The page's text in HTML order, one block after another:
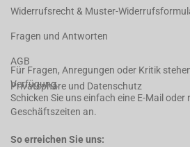
Widerrufsrecht & Muster-
Fragen und Antworten
AGB
Privatsphäre und Datenschutz
Für Fragen, Anregungen oder Kritik
Verfügung.
Schicken Sie uns einfach eine E-Mail oder
Geschäftszeiten an.
So erreichen Sie uns: